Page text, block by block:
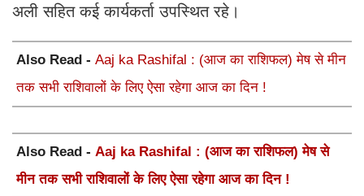
अली सहित कई कार्यकर्ता उपस्थित रहे।
Also Read - Aaj ka Rashifal : (आज का राशिफल) मेष से मीन
तक सभी राशिवालों के लिए ऐसा रहेगा आज का दिन !
Also Read - Aaj ka Rashifal : (आज का राशिफल) मेष से
मीन तक सभी राशिवालों के लिए ऐसा रहेगा आज का दिन !